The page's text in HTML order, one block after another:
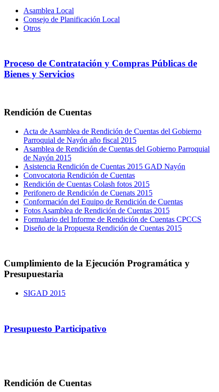
Asamblea Local
Consejo de Planificación Local
Otros
Proceso de Contratación y Compras Públicas de
Bienes y Servicios
Rendición de Cuentas
Acta de Asamblea de Rendición de Cuentas del Gobierno
Parroquial de Nayón año fiscal 2015
Asamblea de Rendición de Cuentas del Gobierno Parroquial
de Nayón 2015
Asistencia Rendición de Cuentas 2015 GAD Nayón
Convocatoria Rendición de Cuentas
Rendición de Cuentas Colash fotos 2015
Perifonero de Rendición de Cuenats 2015
Conformación del Equipo de Rendición de Cuentas
Fotos Asamblea de Rendición de Cuentas 2015
Formulario del Informe de Rendición de Cuentas CPCCS
Diseño de la Propuesta Rendición de Cuentas 2015
Cumplimiento de la Ejecución Programática y
Presupuestaria
SIGAD 2015
Presupuesto Participativo
Rendición de Cuentas